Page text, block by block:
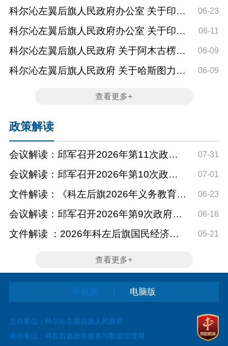
沁左翼后旗国民经济和...
科尔沁左翼后旗人民政府办公室 关于印发
《科左后旗2026年义务...
06-23
科尔沁左翼后旗人民政府办公室 关于印发
《科左后旗2026年政策...
06-11
科尔沁左翼后旗人民政府 关于阿木古楞等
同志职务调整的通知
06-09
科尔沁左翼后旗人民政府 关于哈斯图力古
尔等同志职务调整的通知
06-09
查看更多+
政策解读
会议解读：邱军召开2026年第11次政府
常务会议
07-31
会议解读：邱军召开2026年第10次政府
常务会议
07-01
文件解读：《科左后旗2026年义务教育阶
段学校招生工作方案》...
06-23
会议解读：邱军召开2026年第9次政府常
务会议
06-16
文件解读 ：2026年科左后旗国民经济和
05-21
查看更多+
手机版 | 电脑版
主办单位：科尔沁左翼后旗人民政府
承办单位：科左后旗政务服务与数据管理局